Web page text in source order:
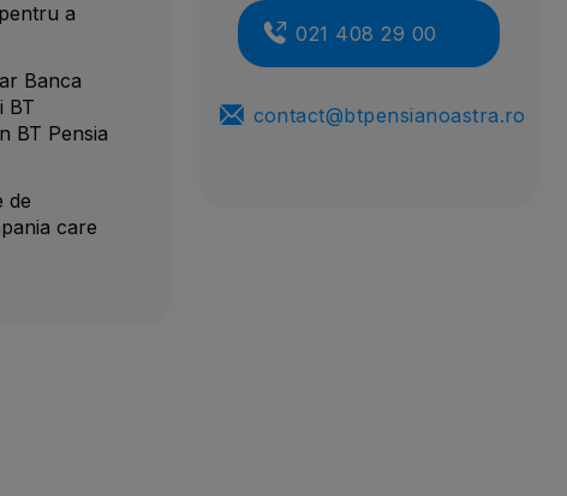
a
Banca
BT
BT Pensia
de
care
021 408 29 00
contact@btpensianoastra.ro